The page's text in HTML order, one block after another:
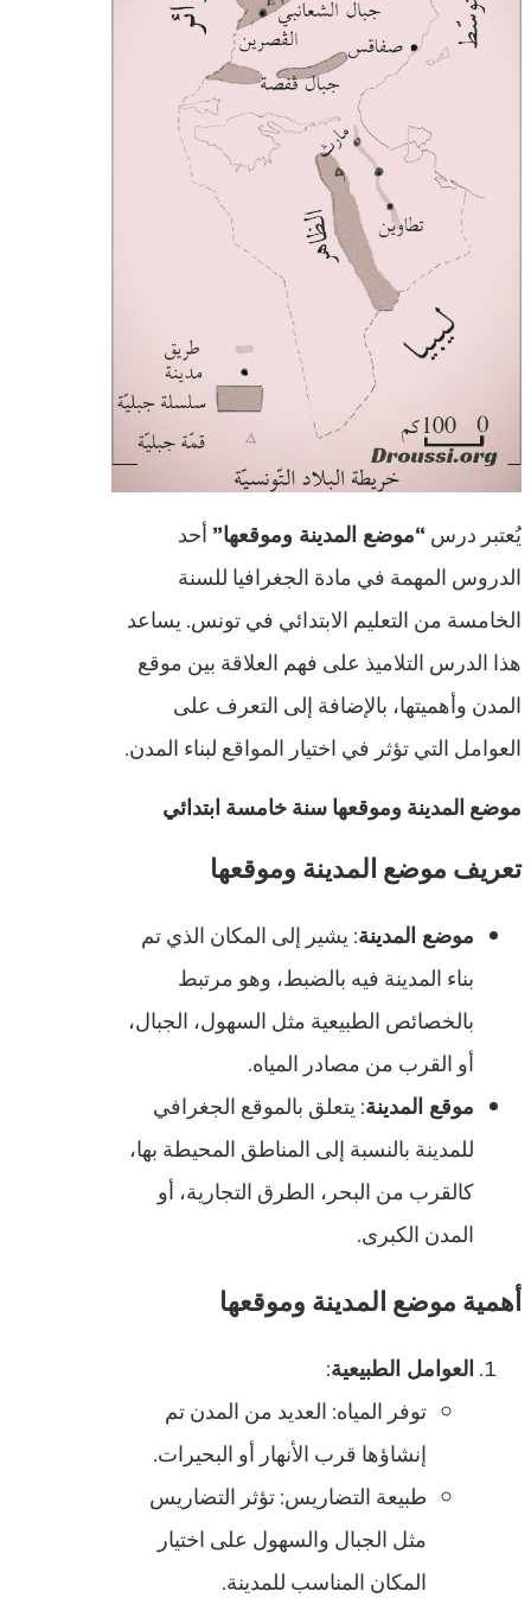
يُعتبر درس“موضع المدينة وموقعها” أحد
الدروس المهمة في مادة الجغرافيا للسنة
الخامسة من التعليم الابتدائي في تونس. يساعد
هذا الدرس التلاميذ على فهم العلاقة بين موقع
المدن وأهميتها، بالإضافة إلى التعرف على
العوامل التي تؤثر في اختيار المواقع لبناء المدن.
موضع المدينة وموقعها سنة خامسة ابتدائي
تعريف موضع المدينة وموقعها
موضع المدينة: يشير إلى المكان الذي تم
بناء المدينة فيه بالضبط، وهو مرتبط
بالخصائص الطبيعية مثل السهول، الجبال،
أو القرب من مصادر المياه.
موقع المدينة: يتعلق بالموقع الجغرافي
للمدينة بالنسبة إلى المناطق المحيطة بها،
كالقرب من البحر، الطرق التجارية، أو
المدن الكبرى.
أهمية موضع المدينة وموقعها
العوامل الطبيعية:
توفر المياه: العديد من المدن تم
إنشاؤها قرب الأنهار أو البحيرات.
طبيعة التضاريس: تؤثر التضاريس
مثل الجبال والسهول على اختيار
المكان المناسب للمدينة.